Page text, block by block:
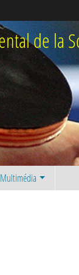
de la
Multimédia